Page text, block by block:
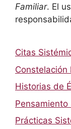
Familiar. El
Citas
Constelación
Historias de
Pensamiento
Prácticas